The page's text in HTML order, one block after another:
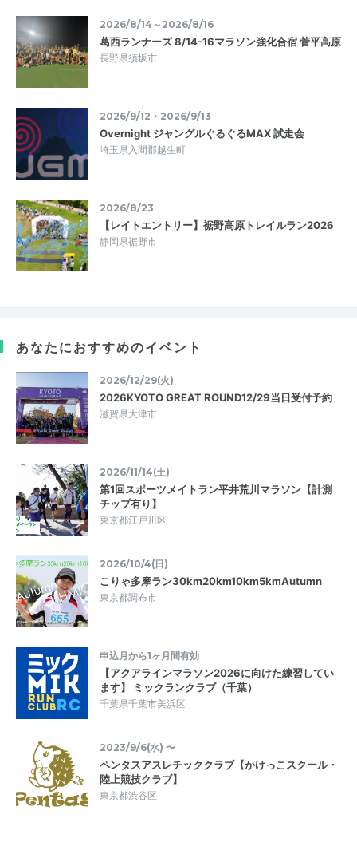
2026/8/14～2026/8/16
葛西ランナーズ 8/14-16マラソン強化合宿 菅平高原
長野県須坂市
2026/9/12・2026/9/13
Overnight ジャングルぐるぐるMAX 試走会
埼玉県入間郡越生町
2026/8/23
【レイトエントリー】裾野高原トレイルラン2026
静岡県裾野市
あなたにおすすめのイベント
2026/12/29(火)
2026KYOTO GREAT ROUND12/29当日受付予約
滋賀県大津市
2026/11/14(土)
第1回スポーツメイトラン平井荒川マラソン【計測
チップ有り】
東京都江戸川区
2026/10/4(日)
こりゃ多摩ラン30km20km10km5kmAutumn
東京都調布市
申込月から1ヶ月間有効
【アクアラインマラソン2026に向けた練習してい
ます】 ミックランクラブ（千葉）
千葉県千葉市美浜区
2023/9/6(水) 〜
ペンタスアスレチッククラブ【かけっこスクール・
陸上競技クラブ】
東京都渋谷区